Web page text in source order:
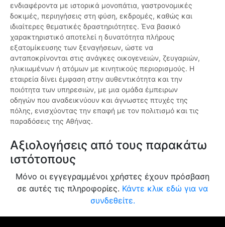
ενδιαφέροντα με ιστορικά μονοπάτια, γαστρονομικές
δοκιμές, περιηγήσεις στη φύση, εκδρομές, καθώς και
ιδιαίτερες θεματικές δραστηριότητες. Ένα βασικό
χαρακτηριστικό αποτελεί η δυνατότητα πλήρους
εξατομίκευσης των ξεναγήσεων, ώστε να
ανταποκρίνονται στις ανάγκες οικογενειών, ζευγαριών,
ηλικιωμένων ή ατόμων με κινητικούς περιορισμούς. Η
εταιρεία δίνει έμφαση στην αυθεντικότητα και την
ποιότητα των υπηρεσιών, με μια ομάδα έμπειρων
οδηγών που αναδεικνύουν και άγνωστες πτυχές της
πόλης, ενισχύοντας την επαφή με τον πολιτισμό και τις
παραδόσεις της Αθήνας.
Αξιολογήσεις από τους παρακάτω
ιστότοπους
Μόνο οι εγγεγραμμένοι χρήστες έχουν πρόσβαση
σε αυτές τις πληροφορίες. Κάντε κλικ εδώ για να
συνδεθείτε.